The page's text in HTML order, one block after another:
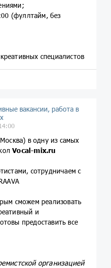
(фуллтайм, без
специалистов
вакансии, работа в
в одну из самых
Vocal-mix.ru
сотрудничаем с
сможем реализовать
и
предоставить все
организацией